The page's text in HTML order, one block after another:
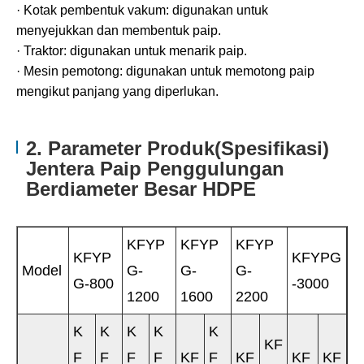
· Kotak pembentuk vakum: digunakan untuk
menyejukkan dan membentuk paip.
· Traktor: digunakan untuk menarik paip.
· Mesin pemotong: digunakan untuk memotong paip
mengikut panjang yang diperlukan.
2. Parameter Produk(Spesifikasi)
Jentera Paip Penggulungan
Berdiameter Besar HDPE
Model
KFYP
G-800
KFYP
G-
1200
KFYP
G-
1600
KFYP
G-
2200
KFYPG
-3000
K
F
K
F
K
F
K
F
KF
K
F
KF
KF
KF
KF